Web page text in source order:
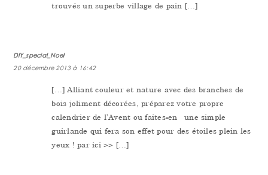
trouvés un superbe village de pain […]
DIY_special_Noel
20 décembre 2013 à 16:42
[…] Alliant couleur et nature avec des branches de
bois joliment décorées, préparez votre propre
calendrier de l’Avent ou faites-en une simple
guirlande qui fera son effet pour des étoiles plein les
yeux ! par ici >> […]